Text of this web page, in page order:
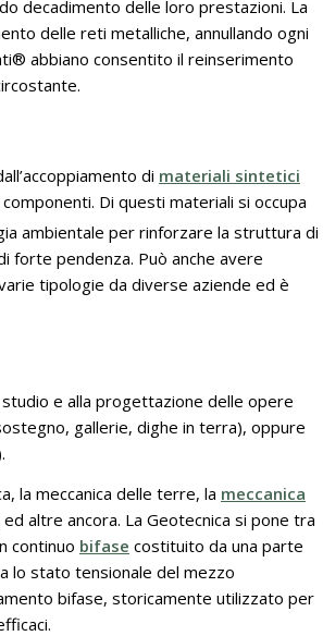
decadimento delle loro prestazioni. La
delle reti metalliche, annullando ogni
abbiano consentito il reinserimento
di materiali sintetici
Di questi materiali si occupa
ambientale per rinforzare la struttura di
forte pendenza. Può anche avere
tipologie da diverse aziende ed è
studio e alla progettazione delle opere
gallerie, dighe in terra), oppure
la meccanica delle terre, la meccanica
altre ancora. La Geotecnica si pone tra
continuo bifase costituito da una parte
lo stato tensionale del mezzo
bifase, storicamente utilizzato per